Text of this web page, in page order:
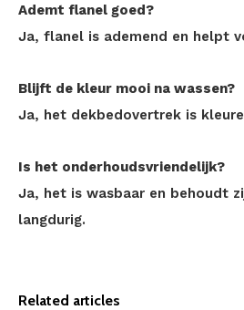
Ademt flanel goed?
Ja, flanel is ademend en helpt
Blijft de kleur mooi na wassen?
Ja, het dekbedovertrek is
Is het onderhoudsvriendelijk?
Ja, het is wasbaar en behoudt
langdurig.
Related articles